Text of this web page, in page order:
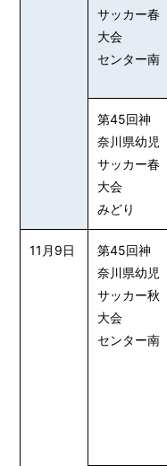
サッカー春
大会
センター南
第45回神
奈川県幼児
サッカー春
大会
みどり
11月9日
第45回神
奈川県幼児
サッカー秋
大会
センター南